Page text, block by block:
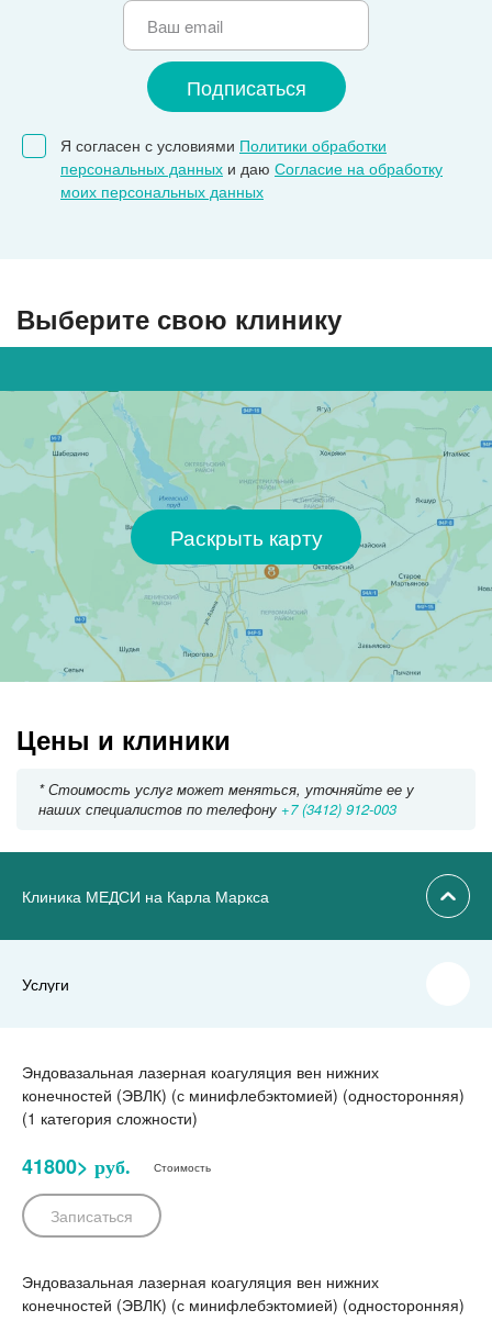
Я согласен с условиями Политики обработки
персональных данных и даю Согласие на обработку
моих персональных данных
Выберите свою клинику
Раскрыть карту
Цены и клиники
* Стоимость услуг может меняться, уточняйте ее у
наших специалистов по телефону +7 (3412) 912-003
Клиника МЕДСИ на Карла Маркса
Услуги
Эндовазальная лазерная коагуляция вен нижних
конечностей (ЭВЛК) (с минифлебэктомией) (односторонняя)
(1 категория сложности)
41800> руб. Стоимость
Записаться
Эндовазальная лазерная коагуляция вен нижних
конечностей (ЭВЛК) (с минифлебэктомией) (односторонняя)